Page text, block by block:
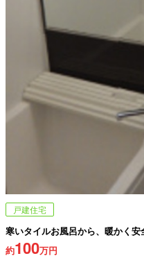
戸建住宅
寒いタイルお風呂から、暖かく安
約100万円